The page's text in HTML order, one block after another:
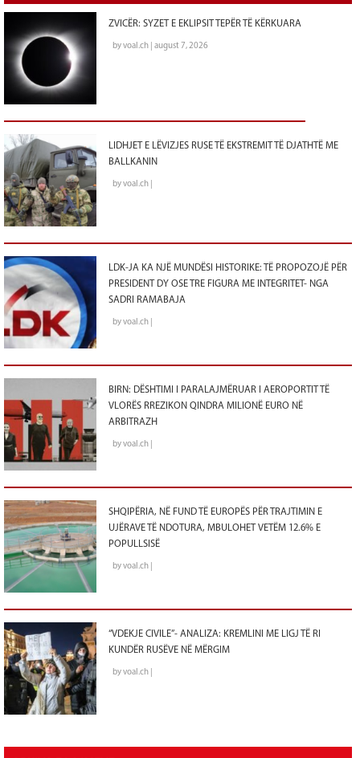
ZVICËR: SYZET E EKLIPSIT TEPËR TË KËRKUARA
by voal.ch | august 7, 2026
LIDHJET E LËVIZJES RUSE TË EKSTREMIT TË DJATHTË ME
BALLKANIN
by voal.ch |
LDK-JA KA NJË MUNDËSI HISTORIKE: TË PROPOZOJË PËR
PRESIDENT DY OSE TRE FIGURA ME INTEGRITET- NGA
SADRI RAMABAJA
by voal.ch |
BIRN: DËSHTIMI I PARALAJMËRUAR I AEROPORTIT TË
VLORËS RREZIKON QINDRA MILIONË EURO NË
ARBITRAZH
by voal.ch |
SHQIPËRIA, NË FUND TË EUROPËS PËR TRAJTIMIN E
UJËRAVE TË NDOTURA, MBULOHET VETËM 12.6% E
POPULLSISË
by voal.ch |
“VDEKJE CIVILE”- ANALIZA: KREMLINI ME LIGJ TË RI
KUNDËR RUSËVE NË MËRGIM
by voal.ch |